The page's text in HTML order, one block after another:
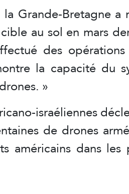
Grande-Bretagne a
au sol en mars
des
la capacité du
»
israéliennes
de drones
américains dans